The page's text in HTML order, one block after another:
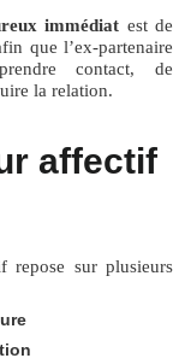
immédiat est de
que l’ex-partenaire
contact, de
la relation.
affectif
repose sur plusieurs